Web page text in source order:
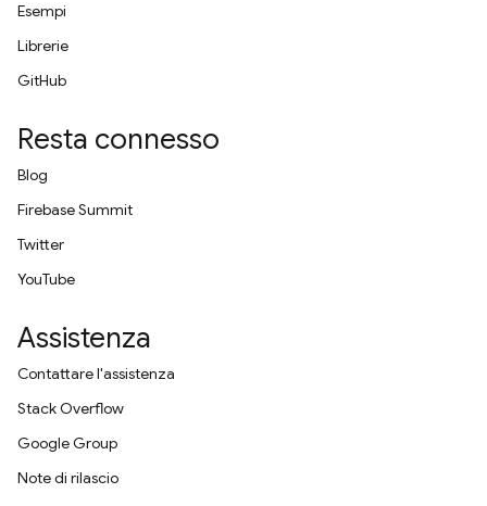
Esempi
Librerie
GitHub
Resta connesso
Blog
Firebase Summit
Twitter
YouTube
Assistenza
Contattare l'assistenza
Stack Overflow
Google Group
Note di rilascio